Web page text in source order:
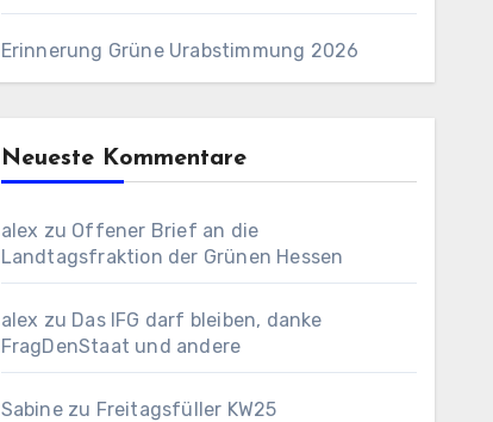
Erinnerung Grüne Urabstimmung 2026
Neueste Kommentare
alex zu Offener Brief an die
Landtagsfraktion der Grünen Hessen
alex zu Das IFG darf bleiben, danke
FragDenStaat und andere
Sabinezu Freitagsfüller KW25